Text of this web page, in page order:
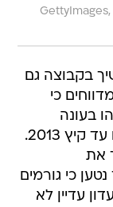
GettyImages,
בקבוצה גם
כי
בעונה
נוספת, מה שישאיר אותו בקאמפ נואו עד קיץ 2013.
את
כי גורמים
עדיין לא